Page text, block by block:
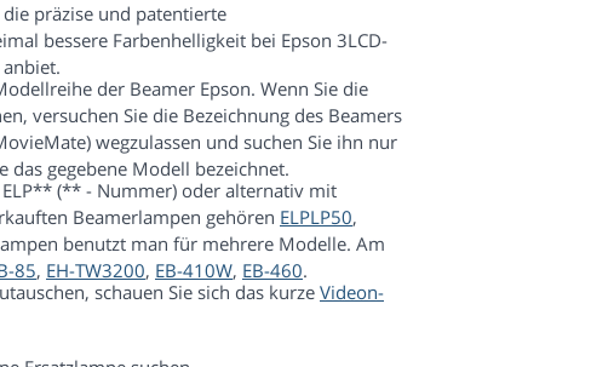
präzise und patentierte
bessere Farbenhelligkeit bei Epson 3LCD-
der Beamer Epson. Wenn Sie die
versuchen Sie die Bezeichnung des Beamers
wegzulassen und suchen Sie ihn nur
gegebene Modell bezeichnet.
(** - Nummer) oder alternativ mit
Beamerlampen gehören ELPLP50,
benutzt man für mehrere Modelle. Am
85, EH-TW3200, EB-410W, EB-460.
schauen Sie sich das kurze Videon-